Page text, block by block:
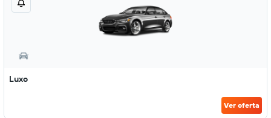
Luxo
Ver oferta